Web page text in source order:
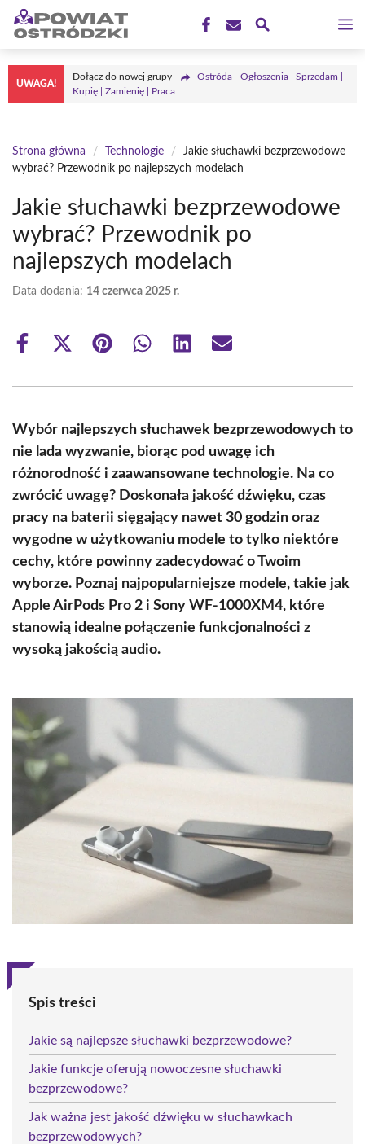
Przejdź
treści
UWAGA!
Dołącz do nowej grupy
Ostróda - Ogłoszenia | Sprzedam |
Kupię | Zamienię | Praca
Strona główna / Technologie /
Jakie słuchawki bezprzewodowe
wybrać? Przewodnik po najlepszych modelach
Jakie słuchawki bezprzewodowe
wybrać? Przewodnik po
najlepszych modelach
Data dodania: 14 czerwca 2025 r.
Share
Share
(Twitter)
Share Share Share Share
Wybór najlepszych słuchawek bezprzewodowych to
nie lada wyzwanie, biorąc pod uwagę ich
różnorodność i zaawansowane technologie. Na co
zwrócić uwagę? Doskonała jakość dźwięku, czas
pracy na baterii sięgający nawet 30 godzin oraz
wygodne w użytkowaniu modele to tylko niektóre
cechy, które powinny zadecydować o Twoim
wyborze. Poznaj najpopularniejsze modele, takie jak
Apple AirPods Pro 2 i Sony WF-1000XM4, które
stanowią idealne połączenie funkcjonalności z
wysoką jakością audio.
Spis treści
Jakie są najlepsze słuchawki bezprzewodowe?
Jakie funkcje oferują nowoczesne słuchawki
bezprzewodowe?
Jak ważna jest jakość dźwięku w słuchawkach
bezprzewodowych?